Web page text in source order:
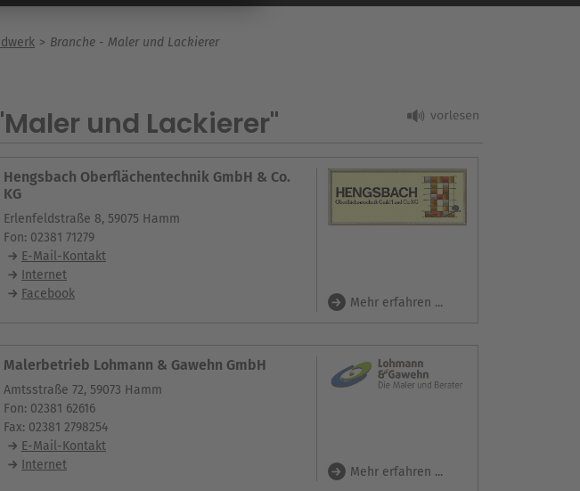
Branche - Maler und Lackierer
und Lackierer"
Hengsbach Oberflächentechnik GmbH & Co.
KG
Erlenfeldstraße 8, 59075 Hamm
Fon: 02381 71279
E-Mail-Kontakt
Internet
Facebook
Mehr erfahren ...
Malerbetrieb Lohmann & Gawehn GmbH
Amtsstraße 72, 59073 Hamm
Fon: 02381 62616
Fax: 02381 2798254
E-Mail-Kontakt
Internet
Mehr erfahren ...